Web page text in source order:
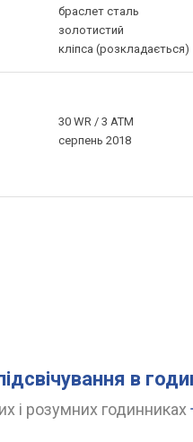
браслет сталь
золотистий
кліпса (розкладається)
30 WR / 3 ATM
серпень 2018
в
і розумних годинниках